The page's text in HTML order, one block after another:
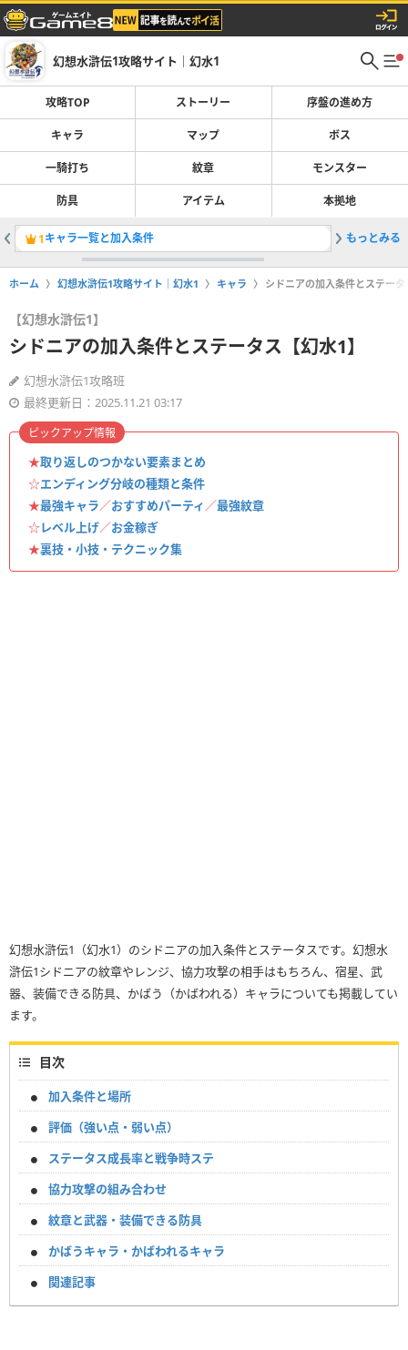
幻想水滸伝1攻略サイト｜幻水1
攻略TOP ストーリー 序盤の進め方
キャラ マップ ボス
一騎打ち 紋章 モンスター
防具 アイテム 本拠地
1キャラ一覧と加入条件 2最強パ
もっとみる
ホーム 幻想水滸伝1攻略サイト｜幻水1 キャラ シドニアの加入条件とステー
【幻想水滸伝1】
シドニアの加入条件とステータス【幻水1】
幻想水滸伝1攻略班
最終更新日：2025.11.21 03:17
★取り返しのつかない要素まとめ
☆エンディング分岐の種類と条件
★最強キャラ／おすすめパーティ／最強紋章
☆レベル上げ／お金稼ぎ
★裏技・小技・テクニック集
ピックアップ情報
幻想水滸伝1（幻水1）のシドニアの加入条件とステータスです。幻想水
滸伝1シドニアの紋章やレンジ、協力攻撃の相手はもちろん、宿星、武
器、装備できる防具、かばう（かばわれる）キャラについても掲載してい
ます。
目次
加入条件と場所
評価（強い点・弱い点）
ステータス成長率と戦争時ステ
協力攻撃の組み合わせ
紋章と武器・装備できる防具
かばうキャラ・かばわれるキャラ
関連記事